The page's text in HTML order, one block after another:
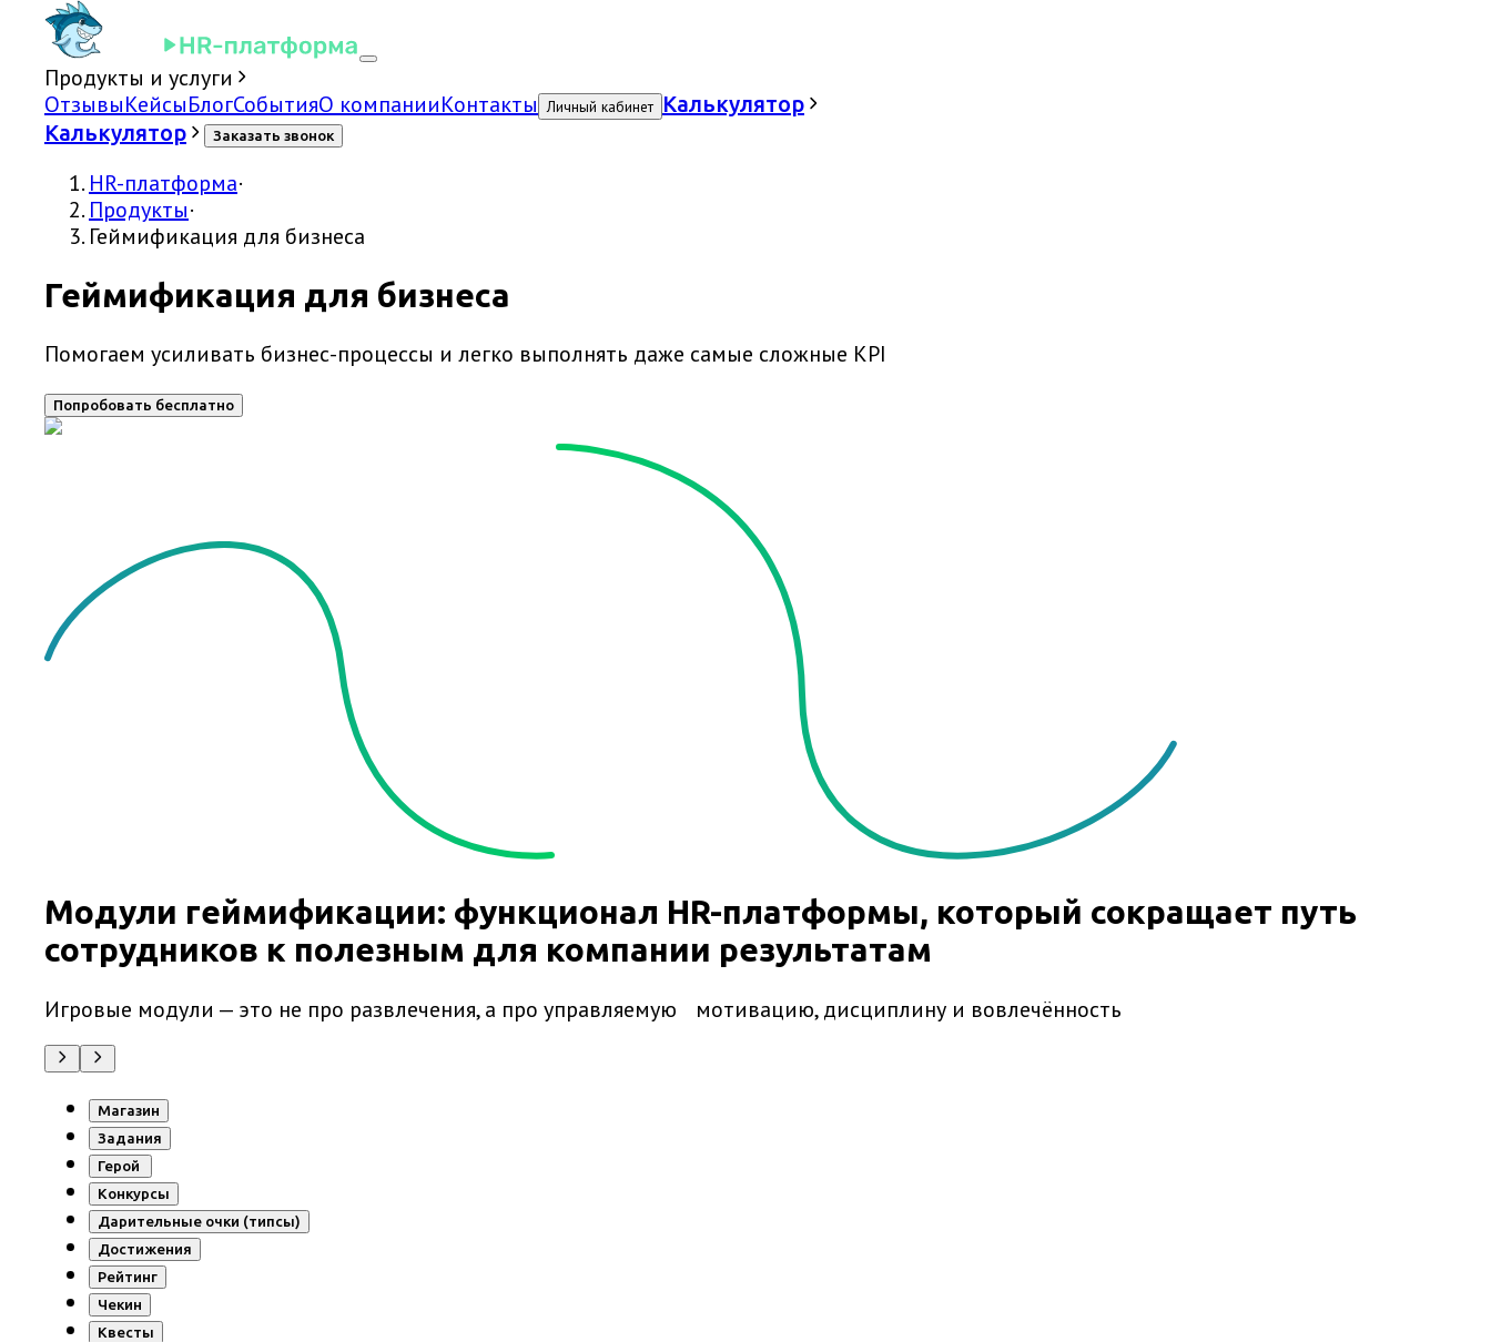
Продукты и услуги
ОтзывыКейсыБлогСобытияО компанииКонтакты Личный кабинет Калькулятор
Калькулятор
Заказать звонок
HR-платформа·
Продукты·
Геймификация для бизнеса
Геймификация для бизнеса
Помогаем усиливать бизнес-процессы и легко выполнять даже самые сложные KPI
Попробовать бесплатно
Модули геймификации: функционал HR-платформы, который сокращает путь
сотрудников к полезным для компании результатам
Игровые модули — это не про развлечения, а про управляемую мотивацию, дисциплину и вовлечённость
Магазин
Задания
Герой
Конкурсы
Дарительные очки (типсы)
Достижения
Рейтинг
Чекин
Квесты